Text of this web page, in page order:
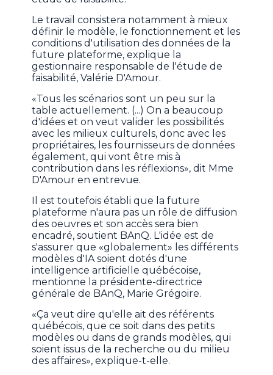
Le travail consistera notamment à mieux
définir le modèle, le fonctionnement et les
conditions d'utilisation des données de la
future plateforme, explique la
gestionnaire responsable de l'étude de
faisabilité, Valérie D'Amour.
«Tous les scénarios sont un peu sur la
table actuellement. (...) On a beaucoup
d'idées et on veut valider les possibilités
avec les milieux culturels, donc avec les
propriétaires, les fournisseurs de données
également, qui vont être mis à
contribution dans les réflexions», dit Mme
D'Amour en entrevue.
Il est toutefois établi que la future
plateforme n'aura pas un rôle de diffusion
des oeuvres et son accès sera bien
encadré, soutient BAnQ. L'idée est de
s'assurer que «globalement» les différents
modèles d'IA soient dotés d'une
intelligence artificielle québécoise,
mentionne la présidente-directrice
générale de BAnQ, Marie Grégoire.
«Ça veut dire qu'elle ait des référents
québécois, que ce soit dans des petits
modèles ou dans de grands modèles, qui
soient issus de la recherche ou du milieu
des affaires», explique-t-elle.